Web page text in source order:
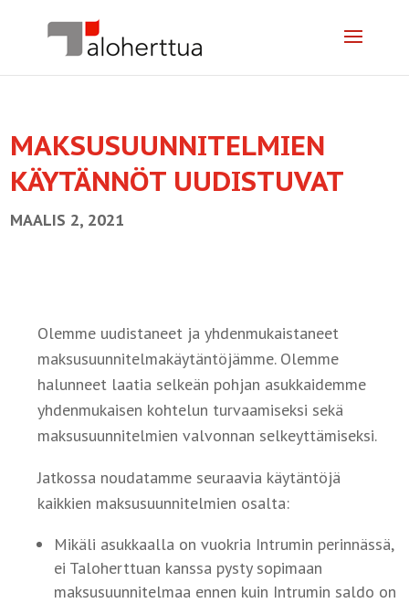
MAKSUSUUNNITELMIEN
KÄYTÄNNÖT UUDISTUVAT
MAALIS 2, 2021
Olemme uudistaneet ja yhdenmukaistaneet
maksusuunnitelmakäytäntöjämme. Olemme
halunneet laatia selkeän pohjan asukkaidemme
yhdenmukaisen kohtelun turvaamiseksi sekä
maksusuunnitelmien valvonnan selkeyttämiseksi.
Jatkossa noudatamme seuraavia käytäntöjä
kaikkien maksusuunnitelmien osalta:
Mikäli asukkaalla on vuokria Intrumin perinnässä,
ei Taloherttuan kanssa pysty sopimaan
maksusuunnitelmaa ennen kuin Intrumin saldo on